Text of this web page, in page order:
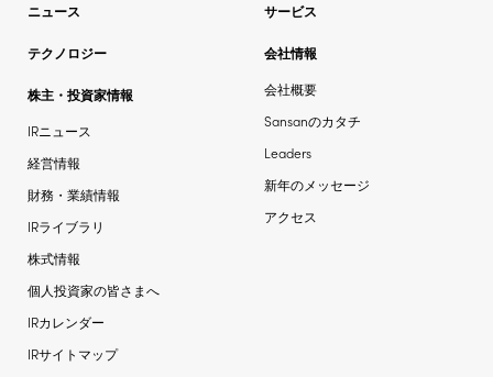
ニュース サービス
テクノロジー
会社情報
会社概要
Sansanのカタチ
Leaders
新年のメッセージ
アクセス
株主・投資家情報
IRニュース
経営情報
財務・業績情報
IRライブラリ
株式情報
個人投資家の皆さまへ
IRカレンダー
IRサイトマップ